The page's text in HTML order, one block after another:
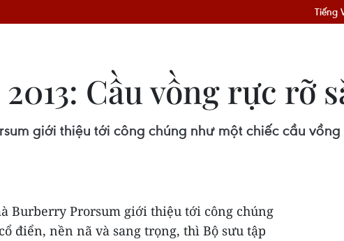
Tiếng
Cầu vồng rực rỡ
giới thiệu tới công chúng như một chiếc cầu
Burberry Prorsum giới thiệu tới công chúng
điển, nền nã và sang trọng, thì Bộ sưu tập